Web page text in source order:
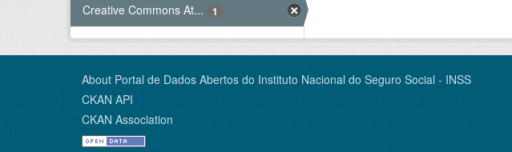
Creative Commons At...
1
About Portal de Dados Abertos do Instituto Nacional do Seguro Social - INSS
CKAN API
CKAN Association